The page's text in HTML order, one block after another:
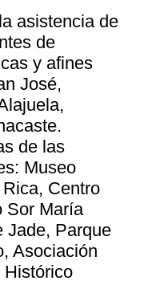
asistencia de
de
y afines
José,
de las
Museo
Centro
Sor María
Jade, Parque
Asociación
Histórico